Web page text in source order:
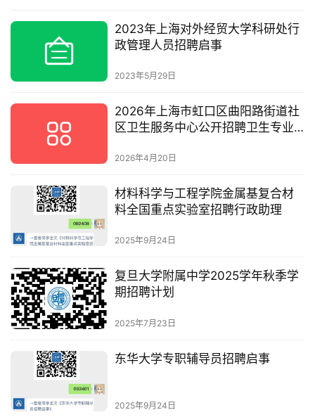
2023年上海对外经贸大学科研处行
政管理人员招聘启事
2023年5月29日
2026年上海市虹口区曲阳路街道社
区卫生服务中心公开招聘卫生专业
2026年4月20日
材料科学与工程学院金属基复合材
料全国重点实验室招聘行政助理
2025年9月24日
复旦大学附属中学2025学年秋季学
期招聘计划
2025年7月23日
东华大学专职辅导员招聘启事
2025年9月24日